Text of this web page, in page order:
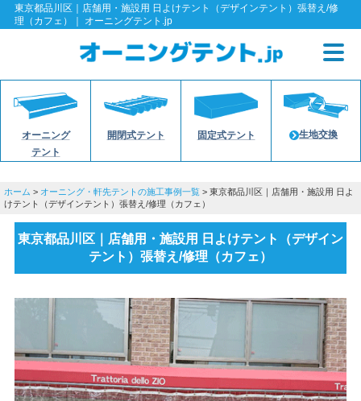
東京都品川区｜店舗用・施設用 日よけテント（デザインテント）張替え/修
理（カフェ）｜ オーニングテント.jp
オーニング
テント
開閉式テント 固定式テント 生地交換
ホーム > オーニング・軒先テントの施工事例一覧 > 東京都品川区｜店舗用・施設用 日よ
けテント（デザインテント）張替え/修理（カフェ）
東京都品川区｜店舗用・施設用 日よけテント（デザイン
テント）張替え/修理（カフェ）